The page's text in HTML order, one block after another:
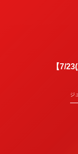
【7/
ジ